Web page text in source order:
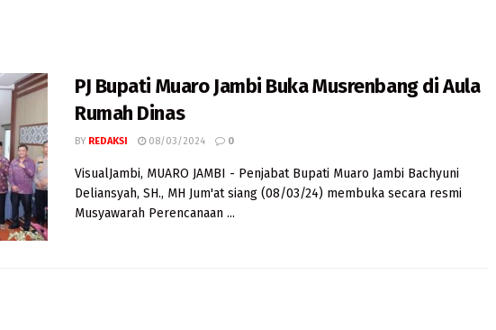
PJ Bupati Muaro Jambi Buka Musrenbang di Aula
Rumah Dinas
BY REDAKSI 08/03/2024 0
VisualJambi, MUARO JAMBI - Penjabat Bupati Muaro Jambi Bachyuni
Deliansyah, SH., MH Jum'at siang (08/03/24) membuka secara resmi
Musyawarah Perencanaan ...